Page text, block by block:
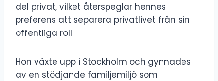
del privat, vilket återspeglar hennes
preferens att separera privatlivet från sin
offentliga roll.
Hon växte upp i Stockholm och gynnades
av en stödjande familjemiljö som